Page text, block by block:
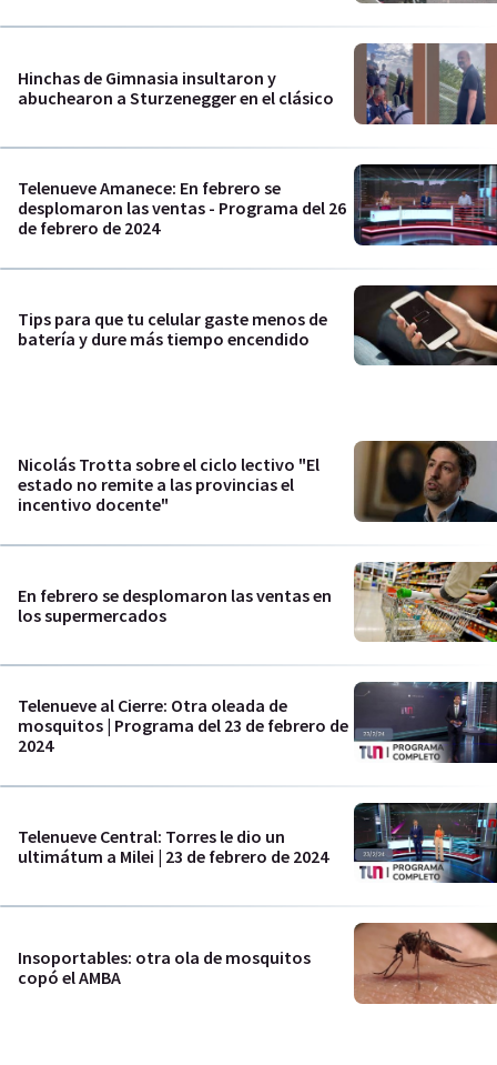
Hinchas de Gimnasia insultaron y
abuchearon a Sturzenegger en el clásico
Telenueve Amanece: En febrero se
desplomaron las ventas - Programa del 26
de febrero de 2024
Tips para que tu celular gaste menos de
batería y dure más tiempo encendido
Nicolás Trotta sobre el ciclo lectivo "El
estado no remite a las provincias el
incentivo docente"
En febrero se desplomaron las ventas en
los supermercados
Telenueve al Cierre: Otra oleada de
mosquitos | Programa del 23 de febrero de
2024
Telenueve Central: Torres le dio un
ultimátum a Milei | 23 de febrero de 2024
Insoportables: otra ola de mosquitos
copó el AMBA